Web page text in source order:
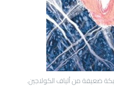
ضعيفة من ألياف الكولاجين.